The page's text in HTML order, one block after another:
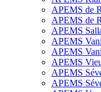
APEMS de
APEMS de
APEMS
APEMS
APEMS
APEMS
APEMS
APEMS